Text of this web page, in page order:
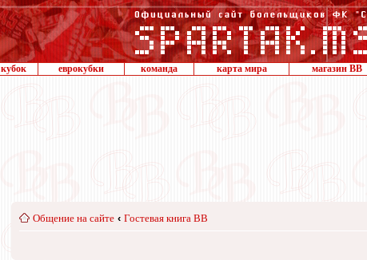
кубок еврокубки команда карта мира магазин ВВ
Общение на сайте ‹ Гостевая книга ВВ